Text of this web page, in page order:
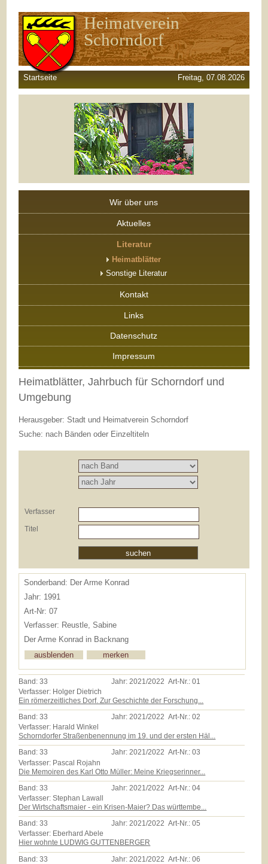
Heimatverein
Schorndorf
Startseite Freitag, 07.08.2026
Wir über uns
Aktuelles
Literatur
Heimatblätter
Sonstige Literatur
Kontakt
Links
Datenschutz
Impressum
Heimatblätter, Jahrbuch für Schorndorf und
Umgebung
Herausgeber: Stadt und Heimatverein Schorndorf
Suche: nach Bänden oder Einzeltiteln
Verfasser
Titel
Sonderband: Der Arme Konrad
Jahr: 1991
Art-Nr: 07
Verfasser: Reustle, Sabine
Der Arme Konrad in Backnang
Band:33 Jahr: 2021/2022 Art-Nr.:01
Verfasser: Holger Dietrich
Ein römerzeitliches Dorf. Zur Geschichte der Forschung...
Band:33 Jahr:2021/2022 Art-Nr.:02
Verfasser: Harald Winkel
Schorndorfer Straßenbenennung im 19. und der ersten Häl...
Band:33 Jahr:2021/2022 Art-Nr.:03
Verfasser: Pascal Rojahn
Die Memoiren des Karl Otto Müller: Meine Kriegserinner...
Band:33 Jahr:2021/2022 Art-Nr.:04
Verfasser: Stephan Lawall
Der Wirtschaftsmaier - ein Krisen-Maier? Das württembe...
Band:33 Jahr:2021/2022 Art-Nr.:05
Verfasser: Eberhard Abele
Hier wohnte LUDWIG GUTTENBERGER
Band:33 Jahr: 2021/2022 Art-Nr.:06